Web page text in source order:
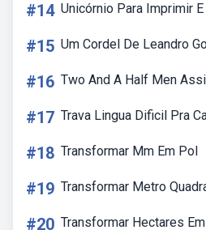
#14 Unicórnio Para Imprimir
#15 Um Cordel De Leandro
#16 Two And A Half Men
#17 Trava Lingua Dificil Pra
#18 Transformar Mm Em Pol
#19 Transformar Metro
#20 Transformar Hectares